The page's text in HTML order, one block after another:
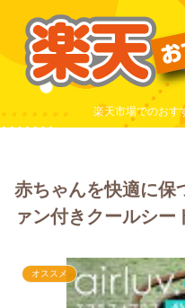
楽天市場でのおす
赤ちゃんを快適に保
ァン付きクールシー
オススメ